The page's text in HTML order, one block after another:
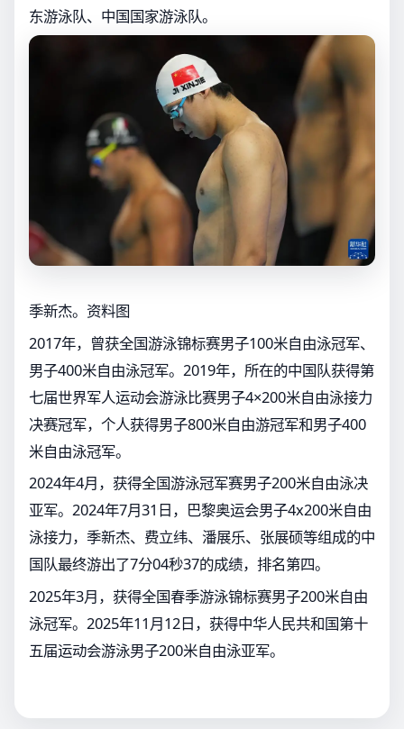
东游泳队、中国国家游泳队。
季新杰。资料图
2017年，曾获全国游泳锦标赛男子100米自由泳冠军、
男子400米自由泳冠军。2019年，所在的中国队获得第
七届世界军人运动会游泳比赛男子4×200米自由泳接力
决赛冠军，个人获得男子800米自由游冠军和男子400
米自由泳冠军。
2024年4月，获得全国游泳冠军赛男子200米自由泳决
亚军。2024年7月31日，巴黎奥运会男子4x200米自由
泳接力，季新杰、费立纬、潘展乐、张展硕等组成的中
国队最终游出了7分04秒37的成绩，排名第四。
2025年3月，获得全国春季游泳锦标赛男子200米自由
泳冠军。2025年11月12日，获得中华人民共和国第十
五届运动会游泳男子200米自由泳亚军。